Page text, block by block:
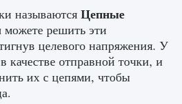
Palworld EPalworld
— Невозможно
мира»
называются Цепные
решить эти
целевого напряжения. У
качестве отправной точки, и
их с цепями, чтобы